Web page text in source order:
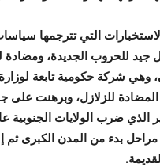
التي تترجمها
للحروب الجديدة، ومضادة
شركة حكومية تابعة لوزارة
للزلازل، وبرهنت على
ضرب الولايات الجنوبية عام
الملاجئ في 81 ولاية على مراحل بدء من